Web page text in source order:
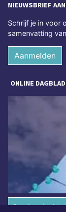
NIEUWSBRIEF
Schrijf je in voor
samenvatting
Aanmelden
ONLINE
Overige